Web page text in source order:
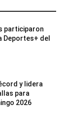
participaron
Deportes+ del
y lidera
para
2026